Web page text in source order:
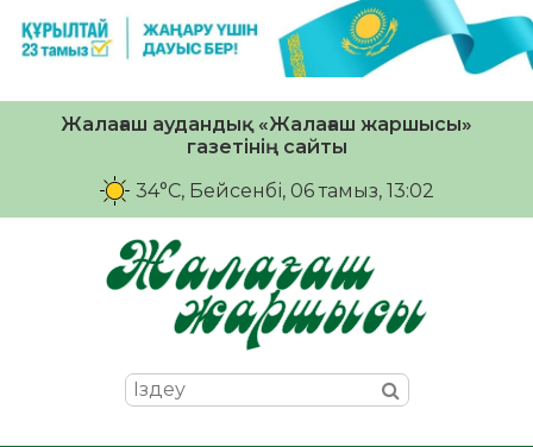
Жалағаш аудандық «Жалағаш жаршысы»
газетінің сайты
34°C, Бейсенбі, 06 тамыз, 13:02